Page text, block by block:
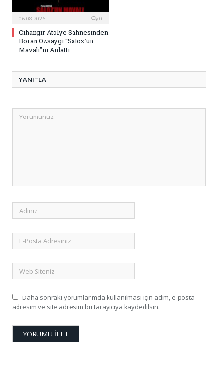
06.08.2026 0
Cihangir Atölye Sahnesinden
Boran Özsaygı “Saloz’un
Mavalı”nı Anlattı
YANITLA
Daha sonraki yorumlarımda kullanılması için adım, e-posta
adresim ve site adresim bu tarayıcıya kaydedilsin.